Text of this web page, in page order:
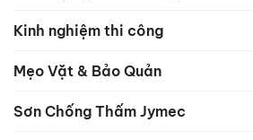
Kinh nghiệm thi công
Mẹo Vặt & Bảo Quản
Sơn Chống Thấm Jymec